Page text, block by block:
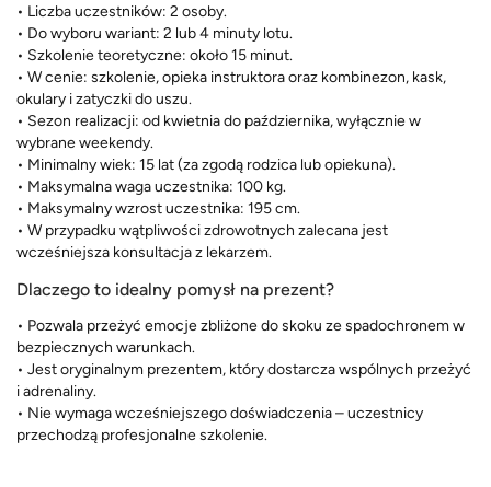
• Liczba uczestników: 2 osoby.
• Do wyboru wariant: 2 lub 4 minuty lotu.
• Szkolenie teoretyczne: około 15 minut.
• W cenie: szkolenie, opieka instruktora oraz kombinezon, kask,
okulary i zatyczki do uszu.
• Sezon realizacji: od kwietnia do października, wyłącznie w
wybrane weekendy.
• Minimalny wiek: 15 lat (za zgodą rodzica lub opiekuna).
• Maksymalna waga uczestnika: 100 kg.
• Maksymalny wzrost uczestnika: 195 cm.
• W przypadku wątpliwości zdrowotnych zalecana jest
wcześniejsza konsultacja z lekarzem.
Dlaczego to idealny pomysł na prezent?
• Pozwala przeżyć emocje zbliżone do skoku ze spadochronem w
bezpiecznych warunkach.
• Jest oryginalnym prezentem, który dostarcza wspólnych przeżyć
i adrenaliny.
• Nie wymaga wcześniejszego doświadczenia – uczestnicy
przechodzą profesjonalne szkolenie.